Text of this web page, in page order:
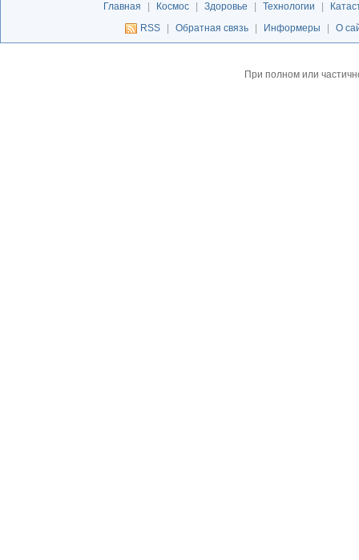
Главная Космос Здоровье Технологии
RSS
Обратная связь Информеры О
При полном или